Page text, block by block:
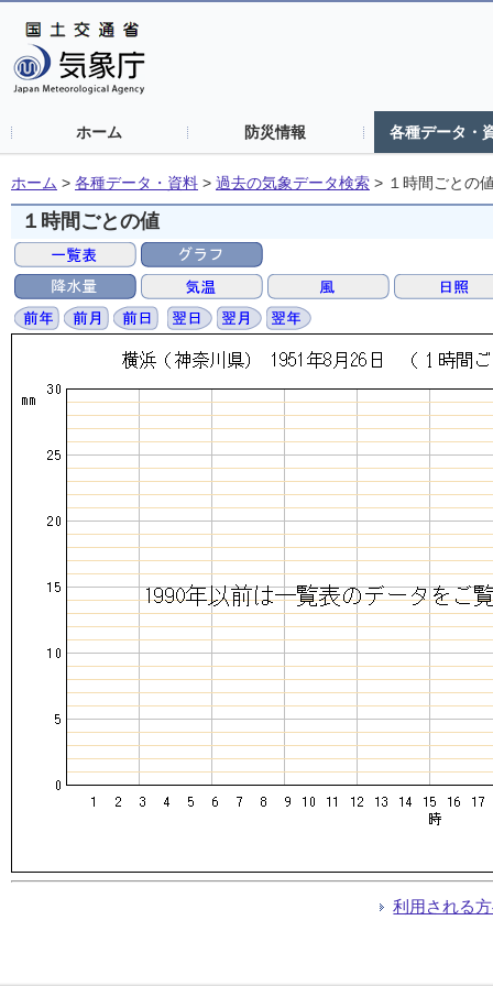
ホーム 防災情報 各種データ・
ホーム > 各種データ・資料 > 過去の気象データ検索 > １時間ごとの
１時間ごとの値
利用される